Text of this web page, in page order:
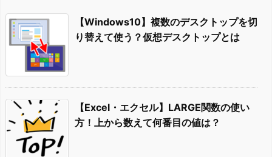
【Windows10】複数のデスクトップを切
り替えて使う？仮想デスクトップとは
【Excel・エクセル】LARGE関数の使い
方！上から数えて何番目の値は？